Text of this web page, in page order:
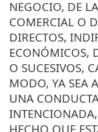
NEGOCIO, DE
COMERCIAL O
DIRECTOS,
ECONÓMICOS,
O SUCESIVOS,
MODO, YA SEA
UNA
HECHO QUE